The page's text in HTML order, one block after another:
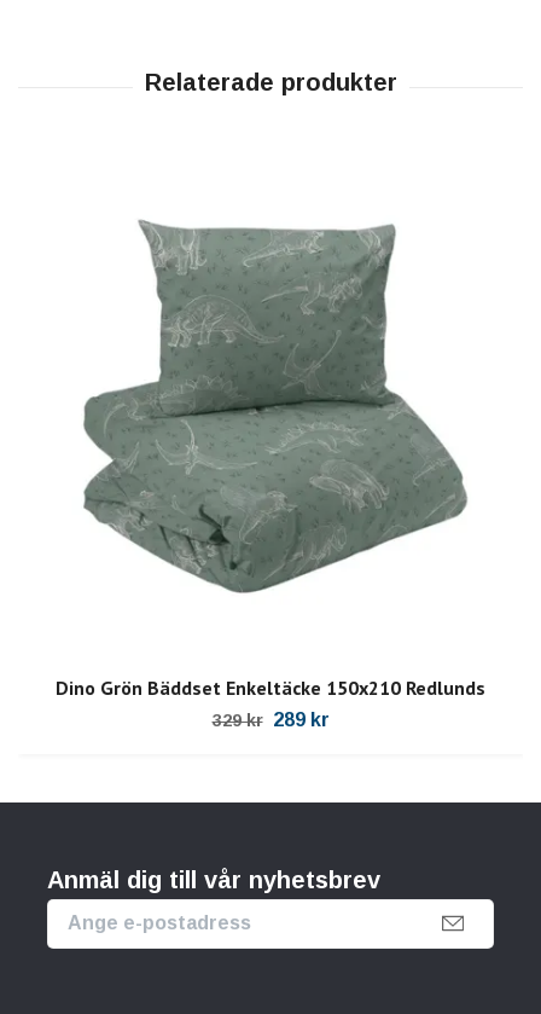
Dino Grön Bäddset Enkeltäcke 150x210 Redlunds
329 kr 289 kr
Anmäl dig till vår nyhetsbrev